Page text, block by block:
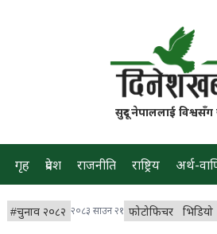
सुदूर नेपाललाई
गृह प्रदेश राजनीति राष्ट्रिय अर्थ-
#चुनाव २०८२ २०८३ साउन २१ फोटोफिचर भिडियो